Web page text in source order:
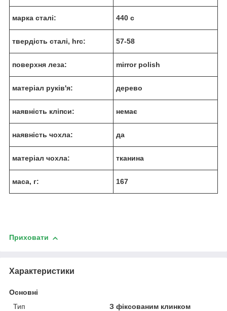
марка сталі: 440 c
твердість сталі, hrc: 57-58
поверхня леза: mirror polish
матеріал руків'я: дерево
наявність кліпси: немає
наявність чохла: да
матеріал чохла: тканина
маса, г: 167
Приховати
Характеристики
Основні
Тип
З фіксованим клинком